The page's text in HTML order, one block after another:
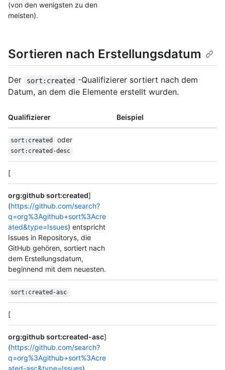
(von den wenigsten zu den
meisten).
Sortieren nach Erstellungsdatum
Der sort:created -Qualifizierer sortiert nach dem
Datum, an dem die Elemente erstellt wurden.
Qualifizierer Beispiel
sort:created oder
sort:created-desc
[
org:github sort:created]
(https://github.com/search?
q=org%3Agithub+sort%3Acre
ated&type=Issues) entspricht
Issues in Repositorys, die
GitHub gehören, sortiert nach
dem Erstellungsdatum,
beginnend mit dem neuesten.
sort:created-asc
[
org:github sort:created-asc]
(https://github.com/search?
q=org%3Agithub+sort%3Acre